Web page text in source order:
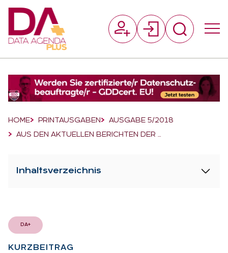
Breadcrumb-Navigation
HOME PRINTAUSGABEN
AUSGABE 5/2018
AUS DEN AKTUELLEN BERICHTEN DER …
Inhaltsverzeichnis
DA+
KURZ­BEI­TRAG